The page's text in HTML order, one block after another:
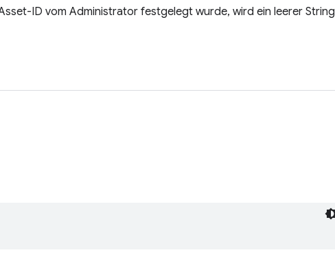
ID vom Administrator festgelegt wurde, wird ein leerer String